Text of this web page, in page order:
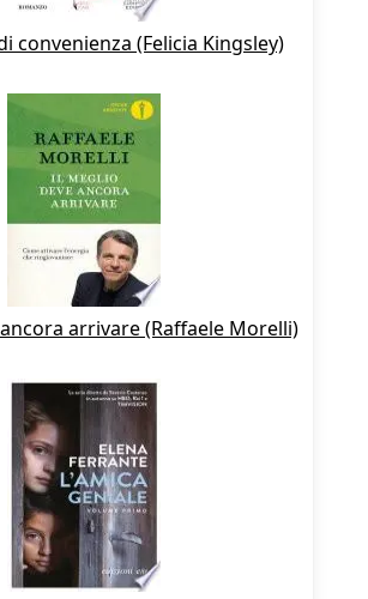
convenienza (Felicia Kingsley)
arrivare (Raffaele Morelli)